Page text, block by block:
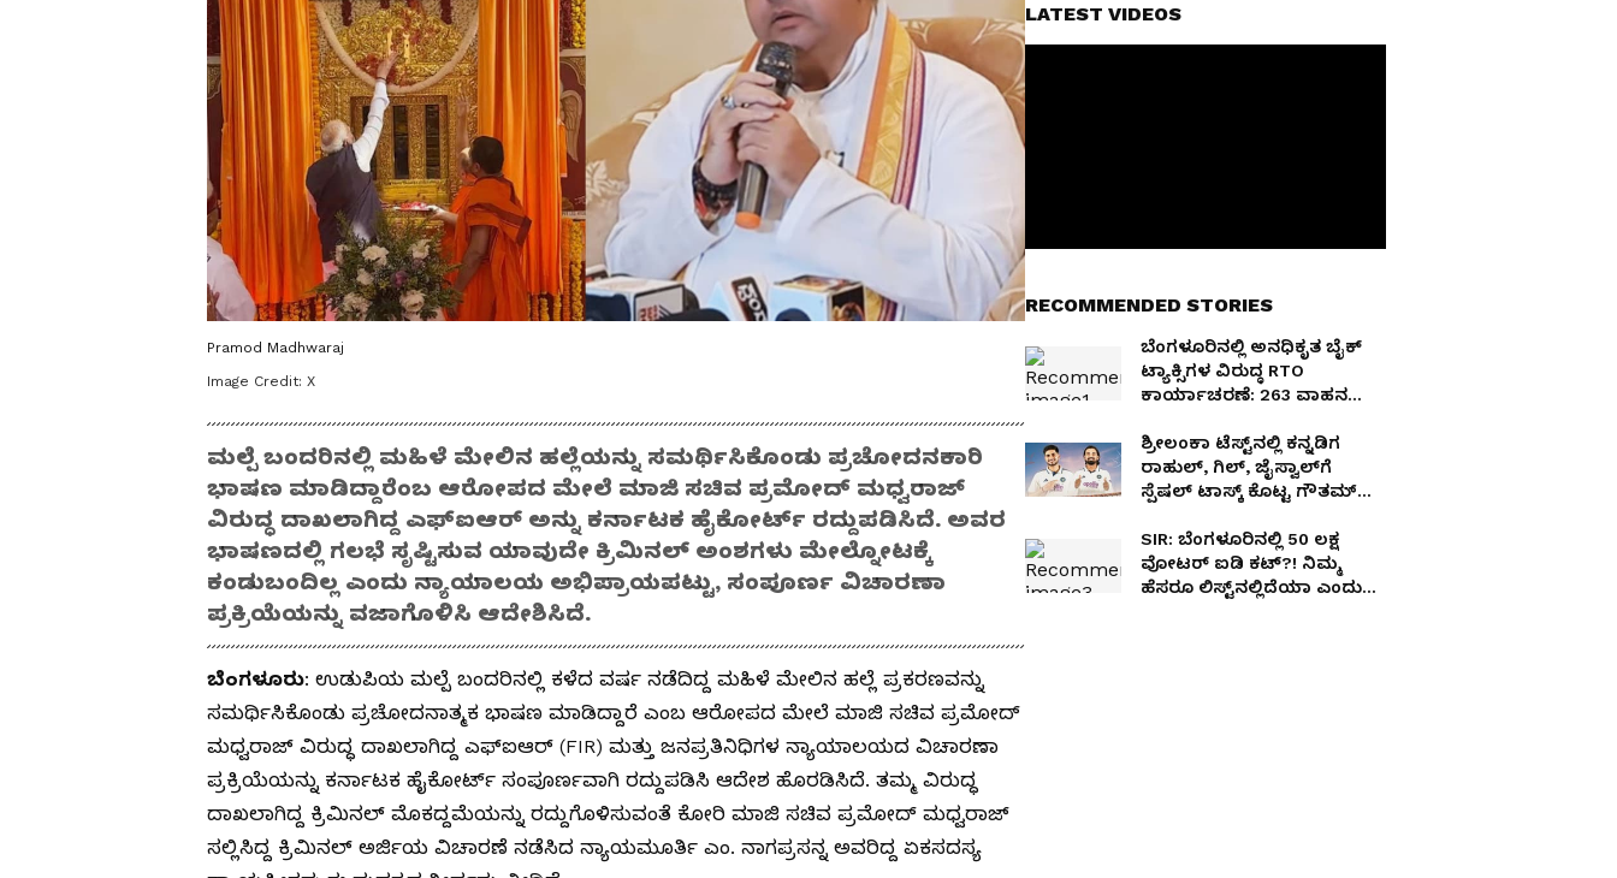
Pramod Madhwaraj
Image Credit: X
ಮಲ್ಪೆ ಬಂದರಿನಲ್ಲಿ ಮಹಿಳೆ ಮೇಲಿನ ಹಲ್ಲೆಯನ್ನು ಸಮರ್ಥಿಸಿಕೊಂಡು ಪ್ರಚೋದನಕಾರಿ
ಭಾಷಣ ಮಾಡಿದ್ದಾರೆಂಬ ಆರೋಪದ ಮೇಲೆ ಮಾಜಿ ಸಚಿವ ಪ್ರಮೋದ್ ಮಧ್ವರಾಜ್
ವಿರುದ್ಧ ದಾಖಲಾಗಿದ್ದ ಎಫ್‌ಐಆರ್ ಅನ್ನು ಕರ್ನಾಟಕ ಹೈಕೋರ್ಟ್ ರದ್ದುಪಡಿಸಿದೆ. ಅವರ
ಭಾಷಣದಲ್ಲಿ ಗಲಭೆ ಸೃಷ್ಟಿಸುವ ಯಾವುದೇ ಕ್ರಿಮಿನಲ್ ಅಂಶಗಳು ಮೇಲ್ನೋಟಕ್ಕೆ
ಕಂಡುಬಂದಿಲ್ಲ ಎಂದು ನ್ಯಾಯಾಲಯ ಅಭಿಪ್ರಾಯಪಟ್ಟು, ಸಂಪೂರ್ಣ ವಿಚಾರಣಾ
ಪ್ರಕ್ರಿಯೆಯನ್ನು ವಜಾಗೊಳಿಸಿ ಆದೇಶಿಸಿದೆ.
ಬೆಂಗಳೂರು: ಉಡುಪಿಯ ಮಲ್ಪೆ ಬಂದರಿನಲ್ಲಿ ಕಳೆದ ವರ್ಷ ನಡೆದಿದ್ದ ಮಹಿಳೆ ಮೇಲಿನ ಹಲ್ಲೆ ಪ್ರಕರಣವನ್ನು
ಸಮರ್ಥಿಸಿಕೊಂಡು ಪ್ರಚೋದನಾತ್ಮಕ ಭಾಷಣ ಮಾಡಿದ್ದಾರೆ ಎಂಬ ಆರೋಪದ ಮೇಲೆ ಮಾಜಿ ಸಚಿವ ಪ್ರಮೋದ್
ಮಧ್ವರಾಜ್ ವಿರುದ್ಧ ದಾಖಲಾಗಿದ್ದ ಎಫ್‌ಐಆರ್ (FIR) ಮತ್ತು ಜನಪ್ರತಿನಿಧಿಗಳ ನ್ಯಾಯಾಲಯದ ವಿಚಾರಣಾ
ಪ್ರಕ್ರಿಯೆಯನ್ನು ಕರ್ನಾಟಕ ಹೈಕೋರ್ಟ್ ಸಂಪೂರ್ಣವಾಗಿ ರದ್ದುಪಡಿಸಿ ಆದೇಶ ಹೊರಡಿಸಿದೆ. ತಮ್ಮ ವಿರುದ್ಧ
ದಾಖಲಾಗಿದ್ದ ಕ್ರಿಮಿನಲ್ ಮೊಕದ್ದಮೆಯನ್ನು ರದ್ದುಗೊಳಿಸುವಂತೆ ಕೋರಿ ಮಾಜಿ ಸಚಿವ ಪ್ರಮೋದ್ ಮಧ್ವರಾಜ್
ಸಲ್ಲಿಸಿದ್ದ ಕ್ರಿಮಿನಲ್ ಅರ್ಜಿಯ ವಿಚಾರಣೆ ನಡೆಸಿದ ನ್ಯಾಯಮೂರ್ತಿ ಎಂ. ನಾಗಪ್ರಸನ್ನ ಅವರಿದ್ದ ಏಕಸದಸ್ಯ
LATEST VIDEOS
RECOMMENDED STORIES
ಬೆಂಗಳೂರಿನಲ್ಲಿ ಅನಧಿಕೃತ ಬೈಕ್
ಟ್ಯಾಕ್ಸಿಗಳ ವಿರುದ್ಧ RTO
ಕಾರ್ಯಾಚರಣೆ: 263 ವಾಹನ
ಶ್ರೀಲಂಕಾ ಟೆಸ್ಟ್‌ನಲ್ಲಿ ಕನ್ನಡಿಗ
ರಾಹುಲ್, ಗಿಲ್, ಜೈಸ್ವಾಲ್‌ಗೆ
ಸ್ಪೆಷಲ್ ಟಾಸ್ಕ್ ಕೊಟ್ಟ ಗೌತಮ್
SIR: ಬೆಂಗಳೂರಿನಲ್ಲಿ 50 ಲಕ್ಷ
ವೋಟರ್ ಐಡಿ ಕಟ್?! ನಿಮ್ಮ
ಹೆಸರೂ ಲಿಸ್ಟ್‌ನಲ್ಲಿದೆಯಾ ಎಂದು